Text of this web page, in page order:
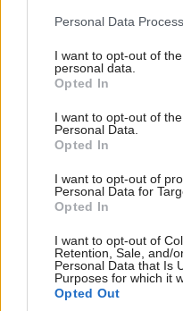
Please note that this
not limited to your visit or
grant or deny consent to
use your data for below
consent section.
Personal Data
I want to opt-out of
personal data.
Opted In
I want to opt-out of
Personal Data.
Opted In
I want to opt-out of
Personal Data for
Opted In
I want to opt-out of
Retention, Sale, and/
Personal Data that Is
Purposes for which it
Opted Out
z bývania